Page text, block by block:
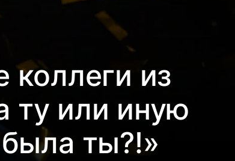
коллеги из
ту или иную
ты?!»